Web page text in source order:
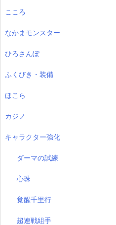
こころ
なかまモンスター
ひろさんぽ
ふくびき・装備
ほこら
カジノ
キャラクター強化
ダーマの試練
心珠
覚醒千里行
超連戦組手